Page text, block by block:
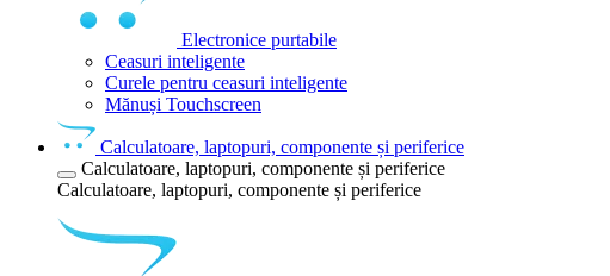
Electronice purtabile
Ceasuri inteligente
Curele pentru ceasuri inteligente
Mănuși Touchscreen
Calculatoare, laptopuri, componente și periferice
Calculatoare, laptopuri, componente și periferice
Calculatoare, laptopuri, componente și periferice